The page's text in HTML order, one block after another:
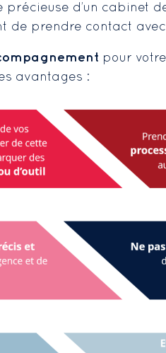
précieuse d’un cabinet
de prendre contact avec
pour
avantages :